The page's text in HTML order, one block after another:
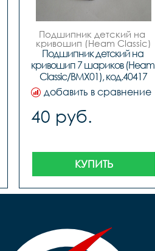
Подшипник детский на
кривошип (Heam Classic)
код.40417
Подшипник детский на
кривошип 7 шариков (Heam
Classic/BMX01), код.40417
добавить в сравнение
40 руб.
КУПИТЬ